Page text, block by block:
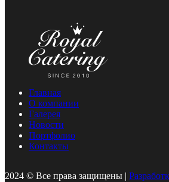
Главная
О компании
Галерея
Новости
Портфолио
Контакты
2024 © Все права защищены |